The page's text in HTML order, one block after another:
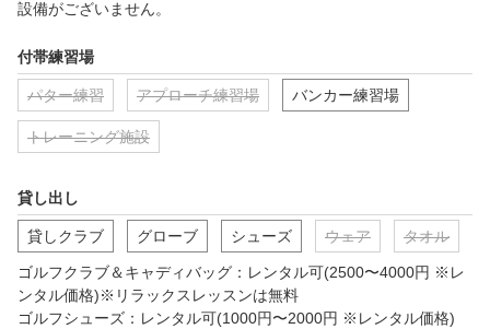
設備がございません。
付帯練習場
パター練習 アプローチ練習場 バンカー練習場
トレーニング施設
貸し出し
貸しクラブ グローブ シューズ ウェア タオル
ゴルフクラブ＆キャディバッグ：レンタル可(2500〜4000円 ※レ
ンタル価格)※リラックスレッスンは無料
ゴルフシューズ：レンタル可(1000円〜2000円 ※レンタル価格)